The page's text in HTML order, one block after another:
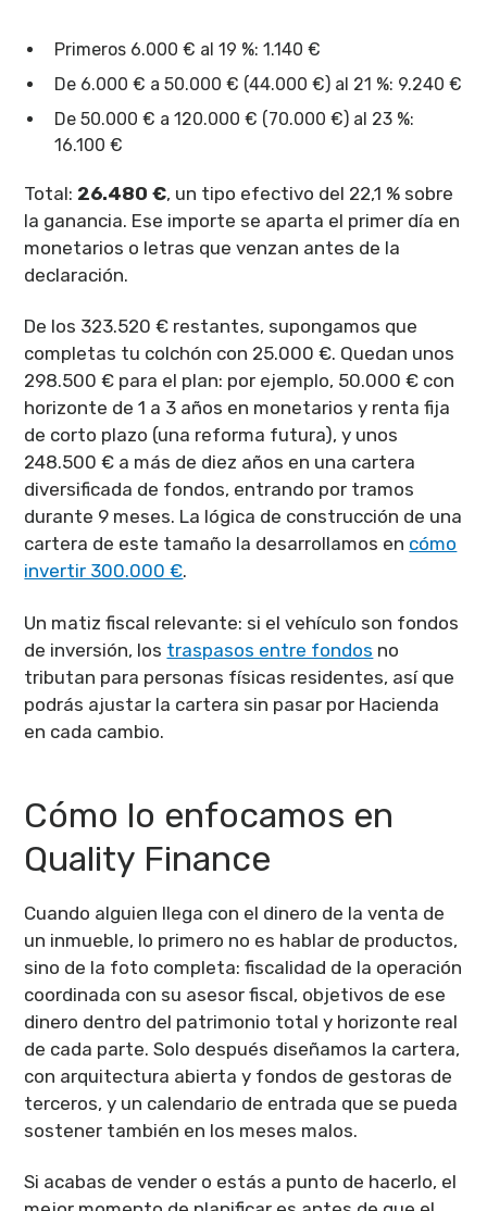
Primeros 6.000 € al 19 %: 1.140 €
De 6.000 € a 50.000 € (44.000 €) al 21 %: 9.240 €
De 50.000 € a 120.000 € (70.000 €) al 23 %:
16.100 €
Total: 26.480 €, un tipo efectivo del 22,1 % sobre
la ganancia. Ese importe se aparta el primer día en
monetarios o letras que venzan antes de la
declaración.
De los 323.520 € restantes, supongamos que
completas tu colchón con 25.000 €. Quedan unos
298.500 € para el plan: por ejemplo, 50.000 € con
horizonte de 1 a 3 años en monetarios y renta fija
de corto plazo (una reforma futura), y unos
248.500 € a más de diez años en una cartera
diversificada de fondos, entrando por tramos
durante 9 meses. La lógica de construcción de una
cartera de este tamaño la desarrollamos en cómo
invertir 300.000 €.
Un matiz fiscal relevante: si el vehículo son fondos
de inversión, los traspasos entre fondos no
tributan para personas físicas residentes, así que
podrás ajustar la cartera sin pasar por Hacienda
en cada cambio.
Cómo lo enfocamos en
Quality Finance
Cuando alguien llega con el dinero de la venta de
un inmueble, lo primero no es hablar de productos,
sino de la foto completa: fiscalidad de la operación
coordinada con su asesor fiscal, objetivos de ese
dinero dentro del patrimonio total y horizonte real
de cada parte. Solo después diseñamos la cartera,
con arquitectura abierta y fondos de gestoras de
terceros, y un calendario de entrada que se pueda
sostener también en los meses malos.
Si acabas de vender o estás a punto de hacerlo, el